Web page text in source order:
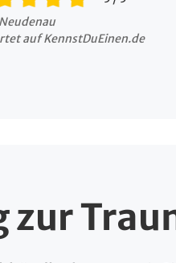
auf KennstDuEinen.de
zur